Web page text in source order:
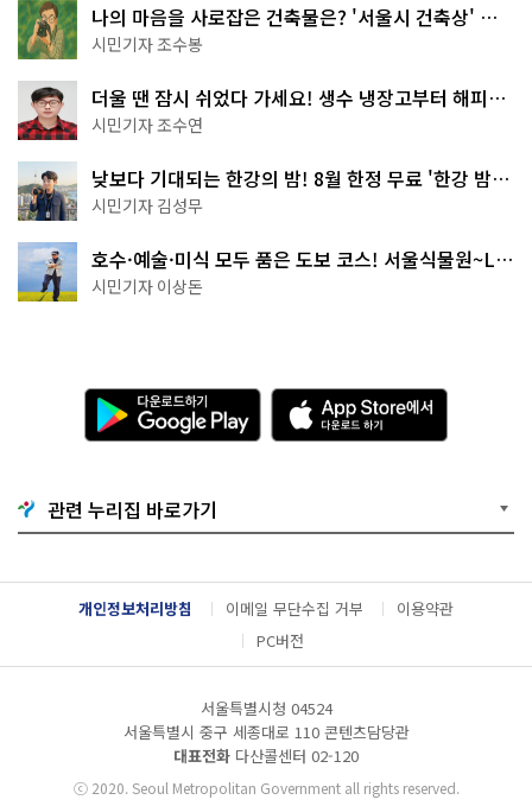
나의 마음을 사로잡은 건축물은? '서울시 건축상' 수
상작 공개!
시민기자 조수봉
더울 땐 잠시 쉬었다 가세요! 생수 냉장고부터 해피소
·무더위쉼터까지
시민기자 조수연
낮보다 기대되는 한강의 밤! 8월 한정 무료 '한강 밤
핑' 예약은?
시민기자 김성무
호수·예술·미식 모두 품은 도보 코스! 서울식물원~LG
아트센터~마곡테라스거리
시민기자 이상돈
다
운
로
기
G
o
g
l
e
A
p
p
e
서
다
운
관련 누리집 바로가기
개인정보처리방침 이메일 무단수집 거부
이용약관
PC버전
서울특별시청 04524
서울특별시 중구 세종대로 110 콘텐츠담당관
대표전화 다산콜센터 02-120
ⓒ2020. Seoul Metropolitan Government all rights reserved.